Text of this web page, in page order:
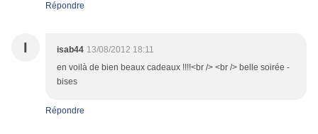
Répondre
I isab44 13/08/2012 18:11
en voilà de bien beaux cadeaux !!!!<br /> <br /> belle soirée -
bises
Répondre